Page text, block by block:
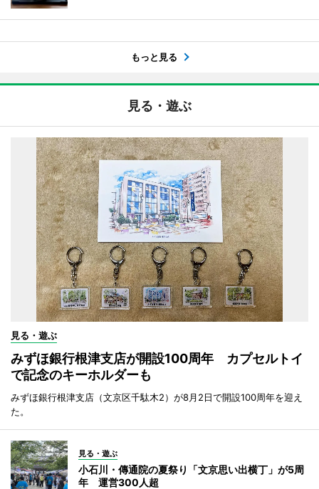
もっと見る
見る・遊ぶ
見る・遊ぶ
みずほ銀行根津支店が開設100周年 カプセルトイ
で記念のキーホルダーも
みずほ銀行根津支店（文京区千駄木2）が8月2日で開設100周年を迎え
た。
見る・遊ぶ
小石川・傳通院の夏祭り「文京思い出横丁」が5周
年 運営300人超